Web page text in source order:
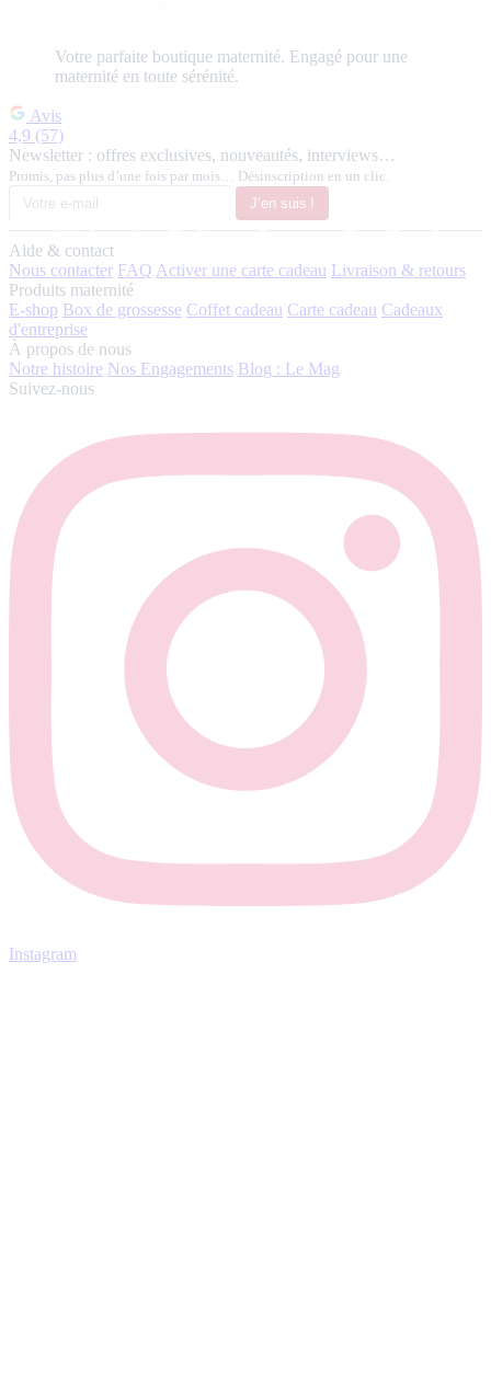
Votre parfaite boutique maternité. Engagé pour une
maternité en toute sérénité.
Avis
4,9 (57)
Newsletter : offres exclusives, nouveautés, interviews…
Promis, pas plus d’une fois par mois… Désinscription en un clic.
J’en suis !
Aide & contact
Nous contacter FAQ Activer une carte cadeau Livraison & retours
Produits maternité
E-shop Box de grossesse Coffet cadeau Carte cadeau Cadeaux
d'entreprise
À propos de nous
Notre histoire Nos Engagements Blog : Le Mag
Suivez-nous
Instagram